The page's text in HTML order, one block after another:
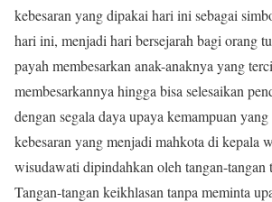
kebesaran yang dipakai hari ini sebagai
hari ini, menjadi hari bersejarah bagi orang
payah membesarkan anak-anaknya yang
membesarkannya hingga bisa selesaikan
dengan segala daya upaya kemampuan
kebesaran yang menjadi mahkota di kepala
wisudawati dipindahkan oleh tangan-tangan
Tangan-tangan keikhlasan tanpa meminta